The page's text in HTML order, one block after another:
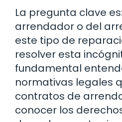
La pregunta clave
arrendador o del
este tipo de
resolver esta
fundamental
normativas legales
contratos de
conocer los